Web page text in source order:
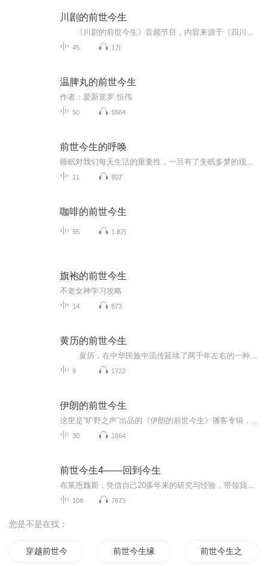
川剧的前世今生
45 1万
温脾丸的前世今生
作者：爱新觉罗.恒伟
50 5564
前世今生的呼唤
11 807
咖啡的前世今生
55 1.8万
旗袍的前世今生
不老女神学习攻略
14 873
黄历的前世今生
9 1722
伊朗的前世今生
30 1664
前世今生4——回到今生
108 7673
您是不是在找：
穿越前世今生 前世今生缘来如此 前世今生之你我